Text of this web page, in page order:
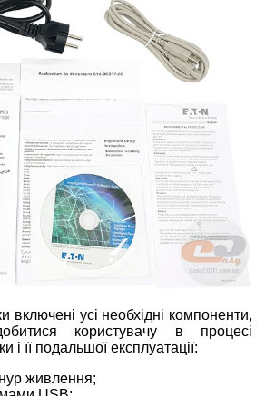
включені усі необхідні компоненти,
користувачу в процесі
і її подальшої експлуатації:
живлення;